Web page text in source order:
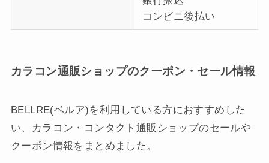
コンビニ後払い
カラコン通販ショップのクーポン・セール情報
BELLRE(ベルア)を利用している方におすすめした
い、カラコン・コンタクト通販ショップのセールや
クーポン情報をまとめました。